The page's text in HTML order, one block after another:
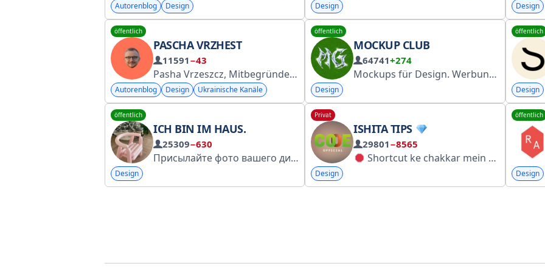
Autorenblog Design Design Design
öffentlich
PASCHA VRZHEST
11591−43
Pasha Vrzeszcz, Mitbegründer und Kreativdirektor der Agentur Banda.
Autorenblog Design Ukrainische Kanäle
öffentlich
MOCKUP CLUB
64741+274
Mockups für Design. Werbung/Kooperation: @morun_ads. Werbung auf Telega.in: https://telega.in/c/mockup_club. Manager: @Spiral_Yuri. Inhaber: @morun_tg. Tel.: 4934234682
Design
öffentlich
Design
öffentlich
ICH BIN IM HAUS.
25309−630
Присылайте фото вашего дизайна а мы опубликуем: @timskazka № 5039525675 Отзовик Я В ДОМИКЕ все отзывы тут
Design
Privat
ISHITA TIPS
29801−8565
Shortcut ke chakkar mein nuksan mat kijiye.
Design
öffentlich
Design